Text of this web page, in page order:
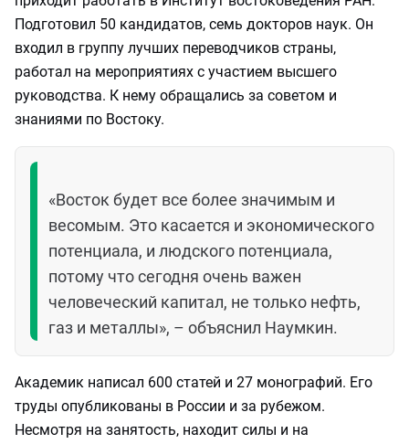
Подготовил 50 кандидатов, семь докторов наук. Он
входил в группу лучших переводчиков страны,
работал на мероприятиях с участием высшего
руководства. К нему обращались за советом и
знаниями по Востоку.
«Восток будет все более значимым и
весомым. Это касается и экономического
потенциала, и людского потенциала,
потому что сегодня очень важен
человеческий капитал, не только нефть,
газ и металлы», – объяснил Наумкин.
Академик написал 600 статей и 27 монографий. Его
труды опубликованы в России и за рубежом.
Несмотря на занятость, находит силы и на